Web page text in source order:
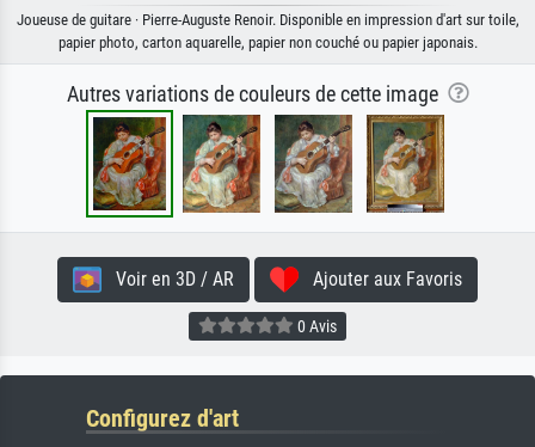
Joueuse de guitare · Pierre-Auguste Renoir. Disponible en impression d'art sur toile,
papier photo, carton aquarelle, papier non couché ou papier japonais.
Autres variations de couleurs de cette image
Voir en 3D / AR Ajouter aux Favoris
0 Avis
Configurez d'art